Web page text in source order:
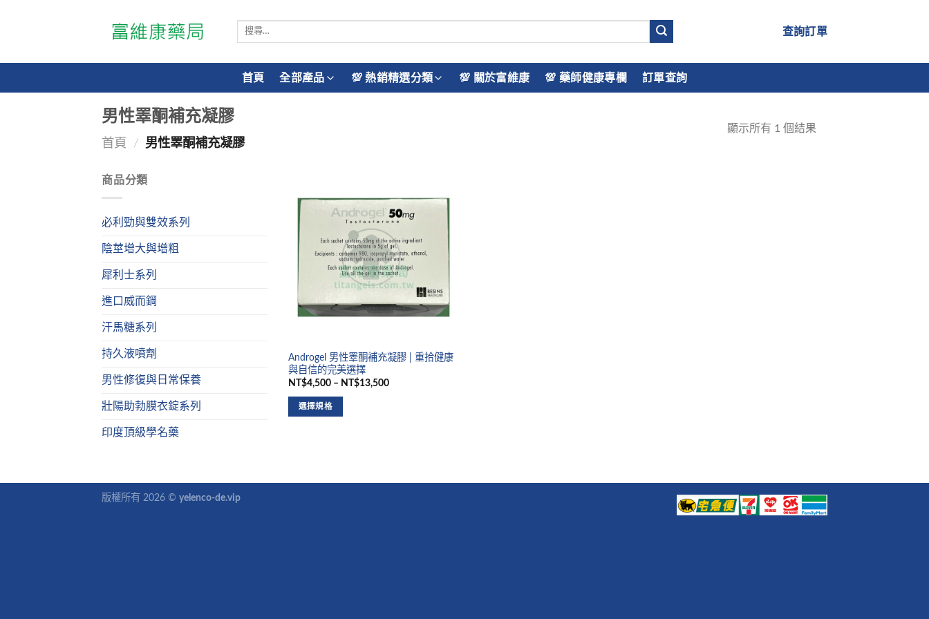
搜
鍵
字:
查詢訂單
首頁 全部產品 💯 熱銷精選分類 💯 關於富維康 💯 藥師健康專欄 訂單查詢
男性睪酮補充凝膠
首頁 / 男性睪酮補充凝膠
顯示所有 1 個結果
商品分類
必利勁與雙效系列
陰莖增大與增粗
犀利士系列
進口威而鋼
汗馬糖系列
持久液噴劑
男性修復與日常保養
壯陽助勃膜衣錠系列
印度頂級學名藥
Androgel 男性睪酮補充凝膠 | 重拾健康
與自信的完美選擇
NT$4,500 – NT$13,500
選擇規格
版權所有 2026 © yelenco-de.vip